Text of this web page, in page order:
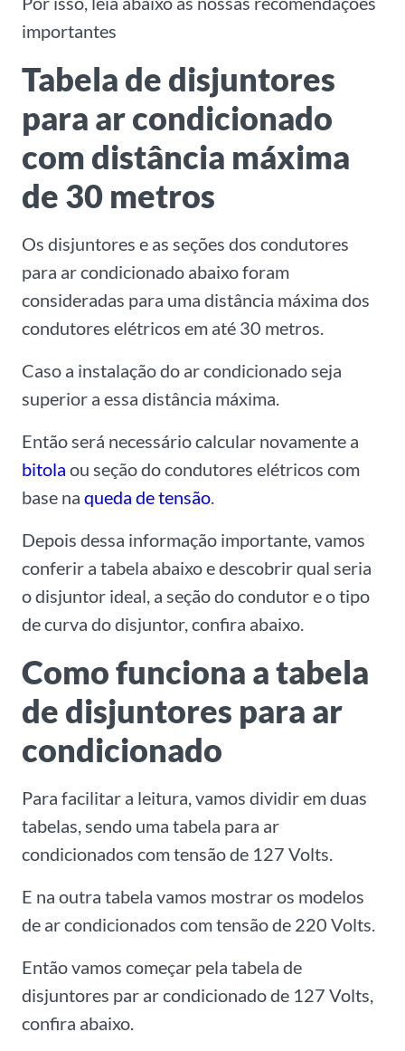
importantes
Tabela de disjuntores
para ar condicionado
com distância máxima
de 30 metros
Os disjuntores e as seções dos condutores
para ar condicionado abaixo foram
consideradas para uma distância máxima dos
condutores elétricos em até 30 metros.
Caso a instalação do ar condicionado seja
superior a essa distância máxima.
Então será necessário calcular novamente a
bitola ou seção do condutores elétricos com
base na queda de tensão.
Depois dessa informação importante, vamos
conferir a tabela abaixo e descobrir qual seria
o disjuntor ideal, a seção do condutor e o tipo
de curva do disjuntor, confira abaixo.
Como funciona a tabela
de disjuntores para ar
condicionado
Para facilitar a leitura, vamos dividir em duas
tabelas, sendo uma tabela para ar
condicionados com tensão de 127 Volts.
E na outra tabela vamos mostrar os modelos
de ar condicionados com tensão de 220 Volts.
Então vamos começar pela tabela de
disjuntores par ar condicionado de 127 Volts,
confira abaixo.